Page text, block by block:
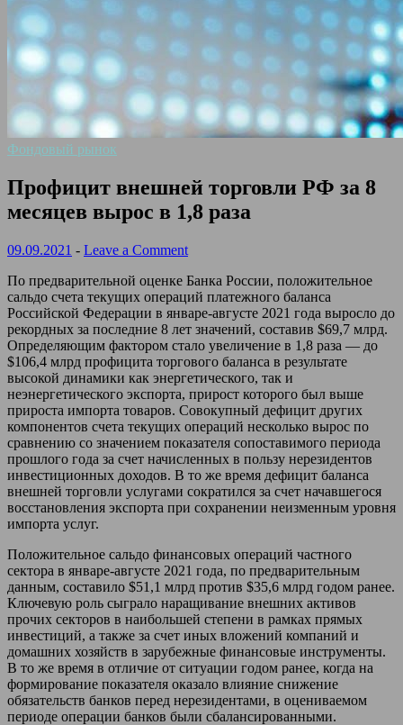
Фондовый рынок
Профицит внешней торговли РФ за 8
месяцев вырос в 1,8 раза
09.09.2021 - Leave a Comment
По предварительной оценке Банка России, положительное
сальдо счета текущих операций платежного баланса
Российской Федерации в январе-августе 2021 года выросло до
рекордных за последние 8 лет значений, составив $69,7 млрд.
Определяющим фактором стало увеличение в 1,8 раза — до
$106,4 млрд профицита торгового баланса в результате
высокой динамики как энергетического, так и
неэнергетического экспорта, прирост которого был выше
прироста импорта товаров. Совокупный дефицит других
компонентов счета текущих операций несколько вырос по
сравнению со значением показателя сопоставимого периода
прошлого года за счет начисленных в пользу нерезидентов
инвестиционных доходов. В то же время дефицит баланса
внешней торговли услугами сократился за счет начавшегося
восстановления экспорта при сохранении неизменным уровня
импорта услуг.
Положительное сальдо финансовых операций частного
сектора в январе-августе 2021 года, по предварительным
данным, составило $51,1 млрд против $35,6 млрд годом ранее.
Ключевую роль сыграло наращивание внешних активов
прочих секторов в наибольшей степени в рамках прямых
инвестиций, а также за счет иных вложений компаний и
домашних хозяйств в зарубежные финансовые инструменты.
В то же время в отличие от ситуации годом ранее, когда на
формирование показателя оказало влияние снижение
обязательств банков перед нерезидентами, в оцениваемом
периоде операции банков были сбалансированными.